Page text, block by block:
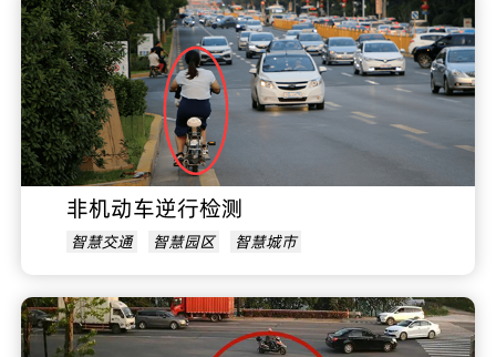
非机动车逆行检测
智慧交通 智慧园区 智慧城市